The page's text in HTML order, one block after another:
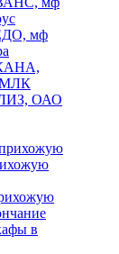
мф
ОАО
в